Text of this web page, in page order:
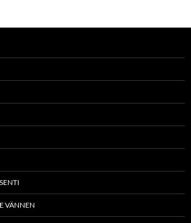
VÄNNEN